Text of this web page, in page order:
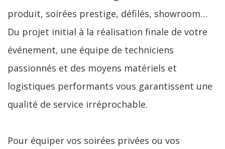
produit, soirées prestige, défilés, showroom…
Du projet initial à la réalisation finale de votre
événement, une équipe de techniciens
passionnés et des moyens matériels et
logistiques performants vous garantissent une
qualité de service irréprochable.
Pour équiper vos soirées privées ou vos